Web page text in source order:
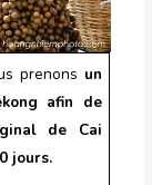
prenons un
afin de
de Cai
jours.